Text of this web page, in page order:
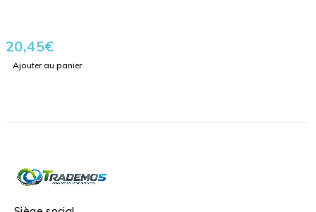
20,45€
Ajouter au panier